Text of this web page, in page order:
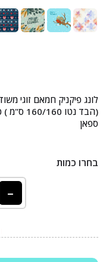
ספאן
בחרו כמות
-